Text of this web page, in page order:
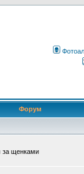
Форум
за щенками